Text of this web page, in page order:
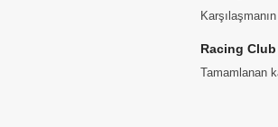
Racing
Tamamlanan